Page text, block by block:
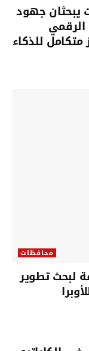
يبحثان جهود
للذكاء
محافظات
لبحث تطوير